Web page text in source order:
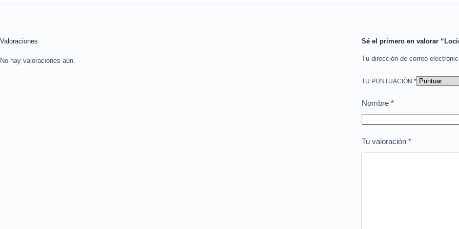
Valoraciones
No hay valoraciones aún.
Sé el primero en valorar
Tu dirección de correo
TU PUNTUACIÓN *
Nombre*
Tu valoración *